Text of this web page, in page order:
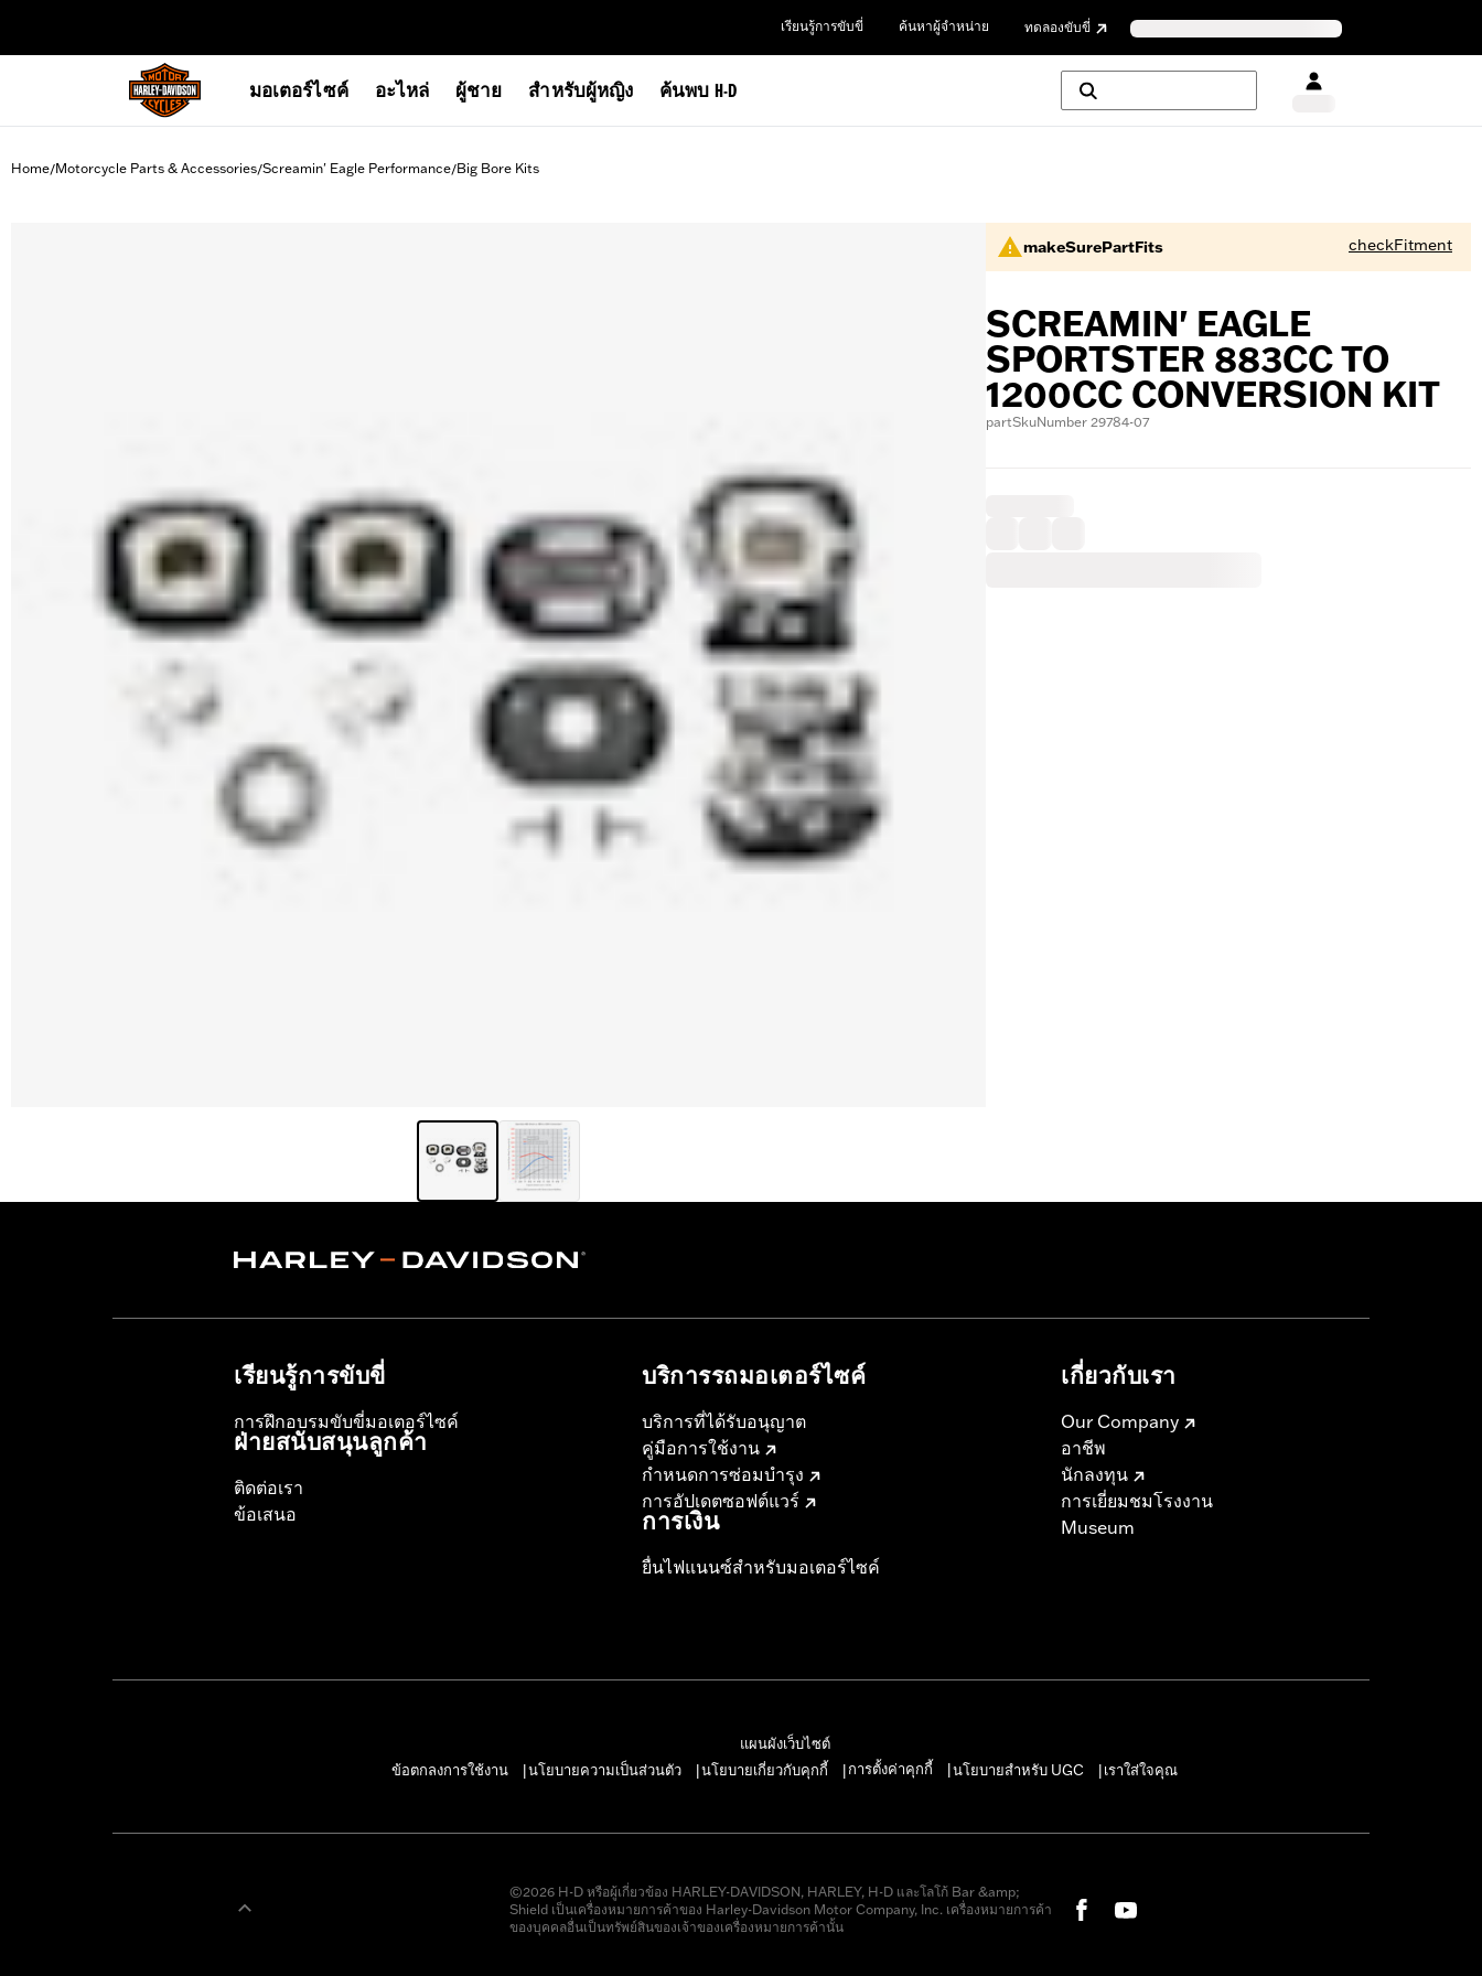
เรียนรู้การขับขี่ ค้นหาผู้จำหน่าย ทดลองขับขี่
มอเตอร์ไซค์ อะไหล่ ผู้ชาย สำหรับผู้หญิง ค้นพบ H-D
Home/Motorcycle Parts & Accessories/Screamin' Eagle Performance/Big Bore Kits
makeSurePartFits checkFitment
SCREAMIN' EAGLE
SPORTSTER 883CC TO
1200CC CONVERSION KIT
partSkuNumber 29784-07
เรียนรู้การขับขี่
การฝึกอบรมขับขี่มอเตอร์ไซค์
ฝ่ายสนับสนุนลูกค้า
ติดต่อเรา
ข้อเสนอ
บริการรถมอเตอร์ไซค์​
บริการที่ได้รับอนุญาต
คู่มือการใช้งาน
กำหนดการซ่อมบำรุง
การอัปเดตซอฟต์แวร์
การเงิน
ยื่นไฟแนนซ์สำหรับมอเตอร์ไซค์
เกี่ยวกับเรา
Our Company
อาชีพ
นักลงทุน
การเยี่ยมชมโรงงาน
Museum
แผนผังเว็บไซต์
ข้อตกลงการใช้งาน
นโยบายความเป็นส่วนตัว นโยบายเกี่ยวกับคุกกี้ การตั้งค่าคุกกี้ นโยบายสำหรับ UGC เราใส่ใจคุณ
©2026 H-D หรือผู้เกี่ยวข้อง HARLEY-DAVIDSON, HARLEY, H-D และโลโก้ Bar &amp;
Shield เป็นเครื่องหมายการค้าของ Harley-Davidson Motor Company, Inc. เครื่องหมายการค้า
ของบุคคลอื่นเป็นทรัพย์สินของเจ้าของเครื่องหมายการค้านั้น